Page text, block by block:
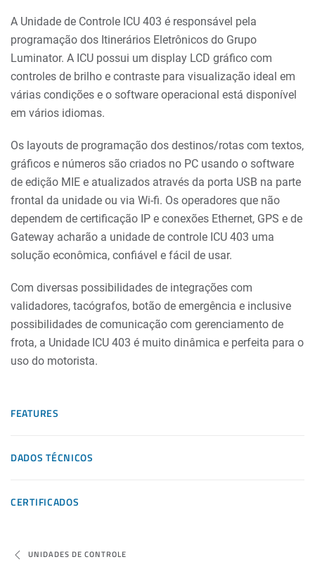
A Unidade de Controle ICU 403 é responsável pela
programação dos Itinerários Eletrônicos do Grupo
Luminator. A ICU possui um display LCD gráfico com
controles de brilho e contraste para visualização ideal em
várias condições e o software operacional está disponível
em vários idiomas.
Os layouts de programação dos destinos/rotas com textos,
gráficos e números são criados no PC usando o software
de edição MIE e atualizados através da porta USB na parte
frontal da unidade ou via Wi-fi. Os operadores que não
dependem de certificação IP e conexões Ethernet, GPS e de
Gateway acharão a unidade de controle ICU 403 uma
solução econômica, confiável e fácil de usar.
Com diversas possibilidades de integrações com
validadores, tacógrafos, botão de emergência e inclusive
possibilidades de comunicação com gerenciamento de
frota, a Unidade ICU 403 é muito dinâmica e perfeita para o
uso do motorista.
FEATURES
DADOS TÉCNICOS
CERTIFICADOS
UNIDADES DE CONTROLE